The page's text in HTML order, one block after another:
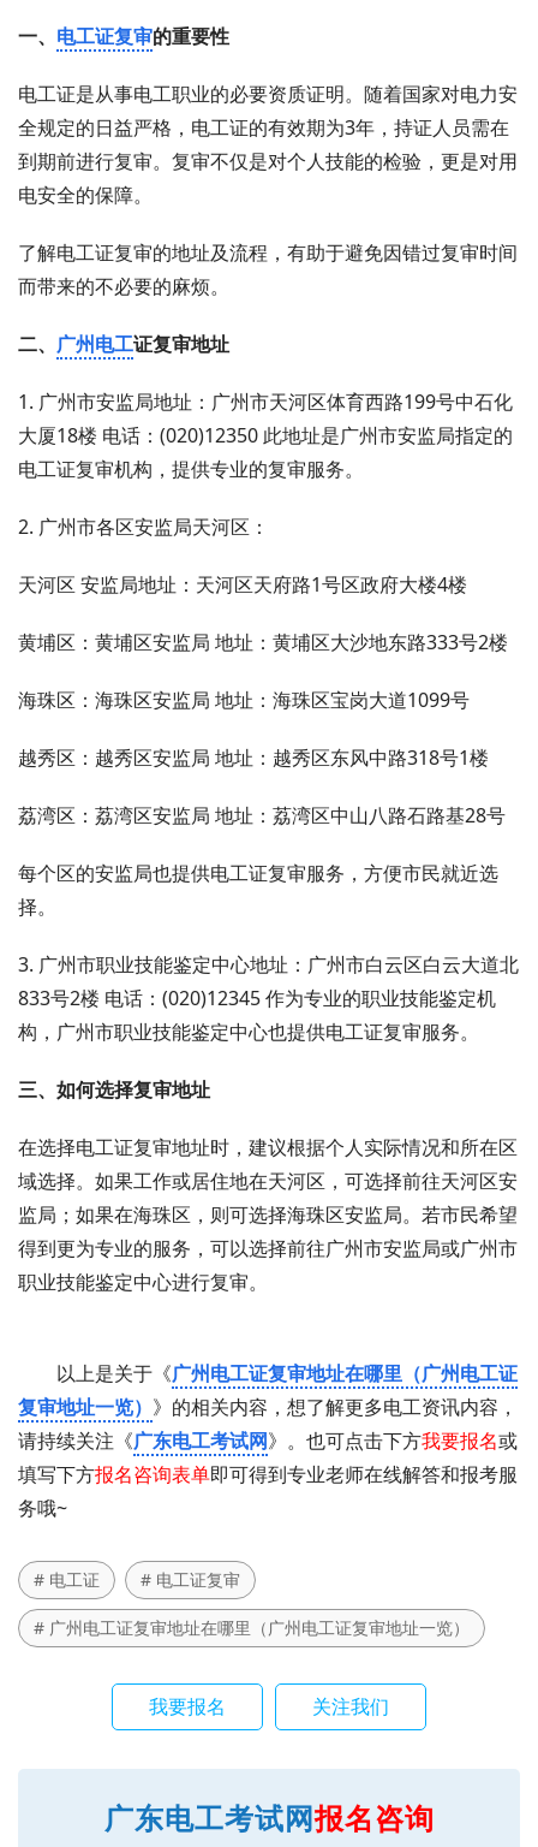
一、 电工证复审的重要性
电工证是从事电工职业的必要资质证明。随着国家对电力安
全规定的日益严格，电工证的有效期为3年，持证人员需在
到期前进行复审。复审不仅是对个人技能的检验，更是对用
电安全的保障。
了解电工证复审的地址及流程，有助于避免因错过复审时间
而带来的不必要的麻烦。
二、 广州电工证复审地址
1. 广州市安监局地址：广州市天河区体育西路199号中石化
大厦18楼 电话：(020)12350 此地址是广州市安监局指定的
电工证复审机构，提供专业的复审服务。
2. 广州市各区安监局天河区：
天河区 安监局地址：天河区天府路1号区政府大楼4楼
黄埔区：黄埔区安监局 地址：黄埔区大沙地东路333号2楼
海珠区：海珠区安监局 地址：海珠区宝岗大道1099号
越秀区：越秀区安监局 地址：越秀区东风中路318号1楼
荔湾区：荔湾区安监局 地址：荔湾区中山八路石路基28号
每个区的安监局也提供电工证复审服务，方便市民就近选
择。
3. 广州市职业技能鉴定中心地址：广州市白云区白云大道北
833号2楼 电话：(020)12345 作为专业的职业技能鉴定机
构，广州市职业技能鉴定中心也提供电工证复审服务。
三、如何选择复审地址
在选择电工证复审地址时，建议根据个人实际情况和所在区
域选择。如果工作或居住地在天河区，可选择前往天河区安
监局；如果在海珠区，则可选择海珠区安监局。若市民希望
得到更为专业的服务，可以选择前往广州市安监局或广州市
职业技能鉴定中心进行复审。
以上是关于《广州电工证复审地址在哪里（广州电工证
复审地址一览） 》的相关内容，想了解更多电工资讯内容，
请持续关注《广东电工考试网》。也可点击下方我要报名或
填写下方报名咨询表单即可得到专业老师在线解答和报考服
务哦~
# 电工证 # 电工证复审
# 广州电工证复审地址在哪里（广州电工证复审地址一览）
我要报名 关注我们
广东电工考试网报名咨询